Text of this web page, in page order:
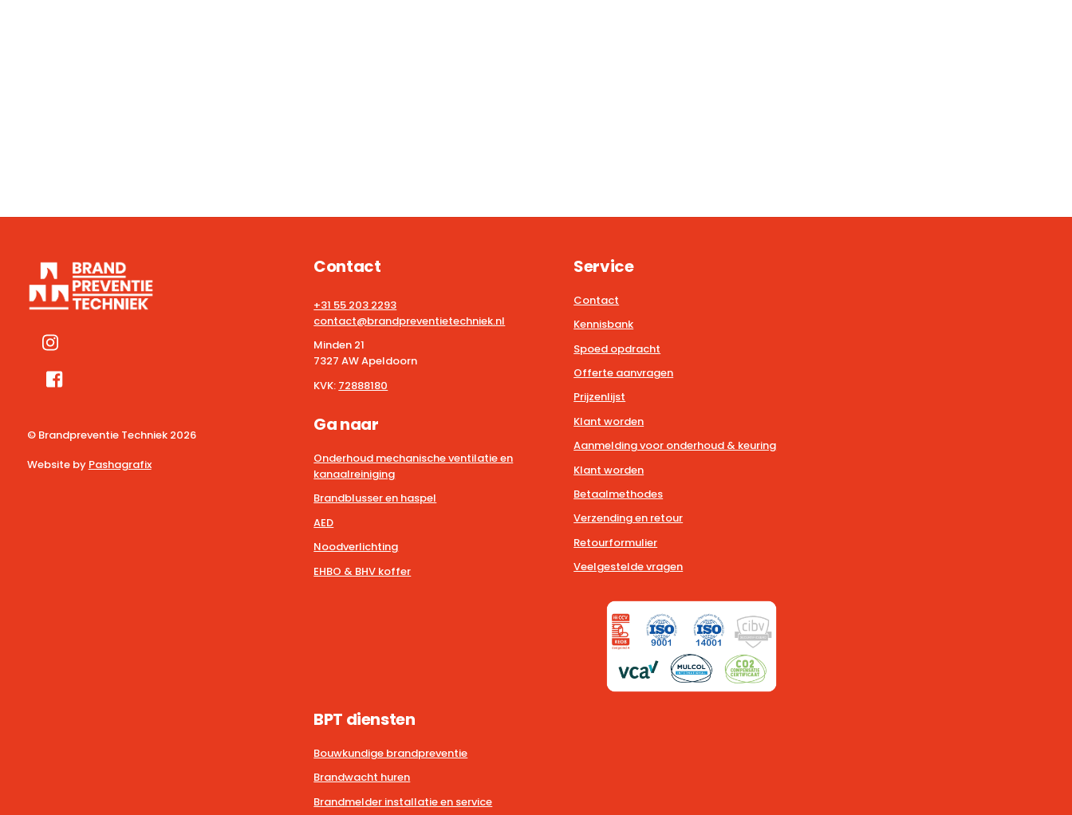
© Brandpreventie Techniek 2026
Website by Pashagrafix
Contact
+31 55 203 2293
contact@brandpreventietechniek.nl
Minden 21
7327 AW Apeldoorn
KVK: 72888180
Ga naar
Onderhoud mechanische ventilatie en
kanaalreiniging
Brandblusser en haspel
AED
Noodverlichting
EHBO & BHV koffer
Service
Contact
Kennisbank
Spoed opdracht
Offerte aanvragen
Prijzenlijst
Klant worden
Aanmelding voor onderhoud & keuring
Klant worden
Betaalmethodes
Verzending en retour
Retourformulier
Veelgestelde vragen
BPT diensten
Bouwkundige brandpreventie
Brandwacht huren
Brandmelder installatie en service